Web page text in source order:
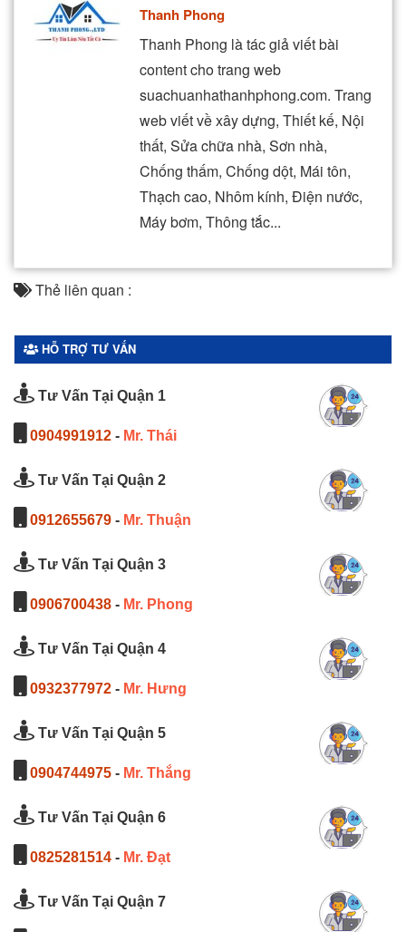
Thanh Phong
Thanh Phong là tác giả viết bài
content cho trang web
suachuanhathanhphong.com. Trang
web viết về xây dựng, Thiết kế, Nội
thất, Sửa chữa nhà, Sơn nhà,
Chống thấm, Chống dột, Mái tôn,
Thạch cao, Nhôm kính, Điện nước,
Máy bơm, Thông tắc...
Thẻ liên quan :
HỖ TRỢ TƯ VẤN
Tư Vấn Tại Quận 1
0904991912 - Mr. Thái
Tư Vấn Tại Quận 2
0912655679 - Mr. Thuận
Tư Vấn Tại Quận 3
0906700438 - Mr. Phong
Tư Vấn Tại Quận 4
0932377972 - Mr. Hưng
Tư Vấn Tại Quận 5
0904744975 - Mr. Thắng
Tư Vấn Tại Quận 6
0825281514 - Mr. Đạt
Tư Vấn Tại Quận 7